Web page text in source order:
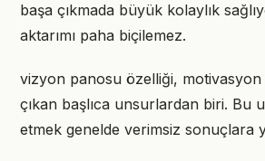
başa çıkmada büyük kolaylık
aktarımı paha biçilemez.
vizyon panosu özelliği, motivasyon
çıkan başlıca unsurlardan biri. Bu
etmek genelde verimsiz sonuçlara